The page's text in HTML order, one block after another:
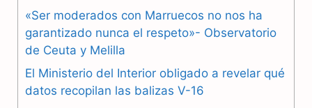
b
o
o
g
r
a
s
p
«Ser moderados con Marruecos no nos ha
garantizado nunca el respeto»- Observatorio
de Ceuta y Melilla
El Ministerio del Interior obligado a revelar qué
datos recopilan las balizas V-16